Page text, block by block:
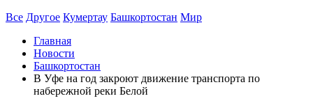
Все Другое Кумертау Башкортостан Мир
Главная
Новости
Башкортостан
В Уфе на год закроют движение транспорта по
набережной реки Белой